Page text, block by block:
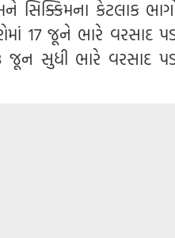
સિક્કિમના કેટલાક
17 જૂને ભારે વરસાદ
સુધી ભારે વરસાદ